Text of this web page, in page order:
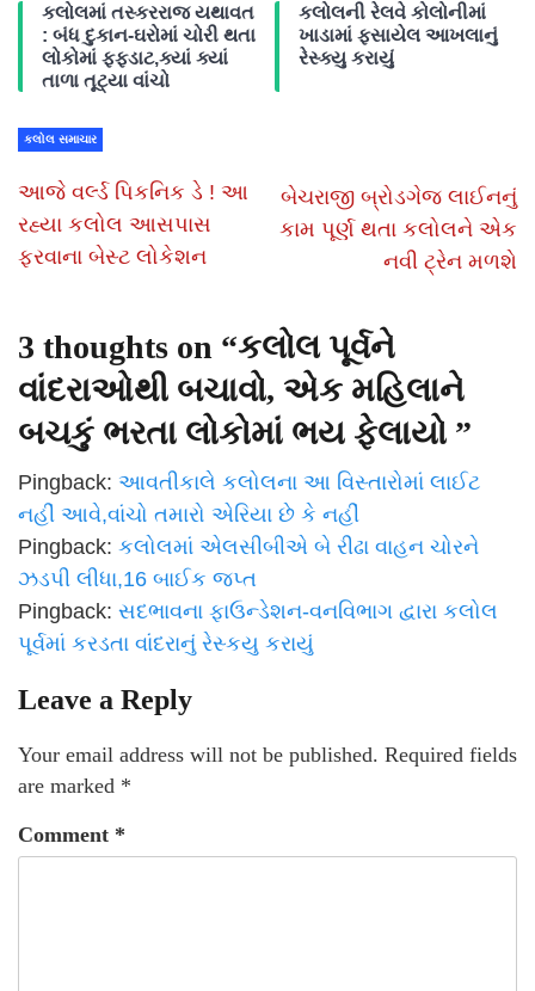
કલોલમાં તસ્કરરાજ યથાવત
: બંધ દુકાન-ઘરોમાં ચોરી થતા
લોકોમાં ફફડાટ,ક્યાં ક્યાં
તાળા તૂટ્યા વાંચો
કલોલની રેલવે કોલોનીમાં
ખાડામાં ફસાયેલ આખલાનું
રેસ્ક્યુ કરાયું
કલોલ સમાચાર
આજે વર્લ્ડ પિકનિક ડે ! આ
રહ્યા કલોલ આસપાસ
ફરવાના બેસ્ટ લોકેશન
બેચરાજી બ્રોડગેજ લાઈનનું
કામ પૂર્ણ થતા કલોલને એક
નવી ટ્રેન મળશે
3 thoughts on “કલોલ પૂર્વને
વાંદરાઓથી બચાવો, એક મહિલાને
બચકું ભરતા લોકોમાં ભય ફેલાયો ”
Pingback: આવતીકાલે કલોલના આ વિસ્તારોમાં લાઈટ
નહીં આવે,વાંચો તમારો એરિયા છે કે નહીં
Pingback: કલોલમાં એલસીબીએ બે રીઢા વાહન ચોરને
ઝડપી લીધા,16 બાઈક જપ્ત
Pingback: સદભાવના ફાઉન્ડેશન-વનવિભાગ દ્વારા કલોલ
પૂર્વમાં કરડતા વાંદરાનું રેસ્કયુ કરાયું
Leave a Reply
Your email address will not be published. Required fields
are marked *
Comment *